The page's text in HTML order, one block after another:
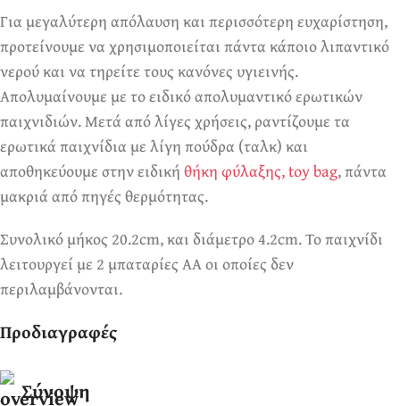
Για μεγαλύτερη απόλαυση και περισσότερη ευχαρίστηση,
προτείνουμε να χρησιμοποιείται πάντα κάποιο λιπαντικό
νερού και να τηρείτε τους κανόνες υγιεινής.
Απολυμαίνουμε με το ειδικό απολυμαντικό ερωτικών
παιχνιδιών. Μετά από λίγες χρήσεις, ραντίζουμε τα
ερωτικά παιχνίδια με λίγη πούδρα (ταλκ) και
αποθηκεύουμε στην ειδικήθήκη φύλαξης, toy bag, πάντα
μακριά από πηγές θερμότητας.
Συνολικό μήκος 20.2cm, και διάμετρο 4.2cm. Το παιχνίδι
λειτουργεί με 2 μπαταρίες ΑΑ οι οποίες δεν
περιλαμβάνονται.
Προδιαγραφές
Σύνοψη